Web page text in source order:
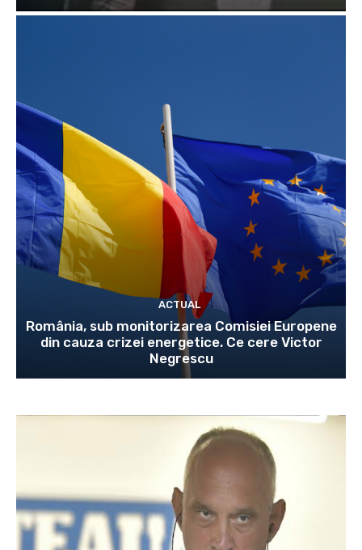
ACTUAL
România, sub monitorizarea Comisiei Europene
din cauza crizei energetice. Ce cere Victor
Negrescu